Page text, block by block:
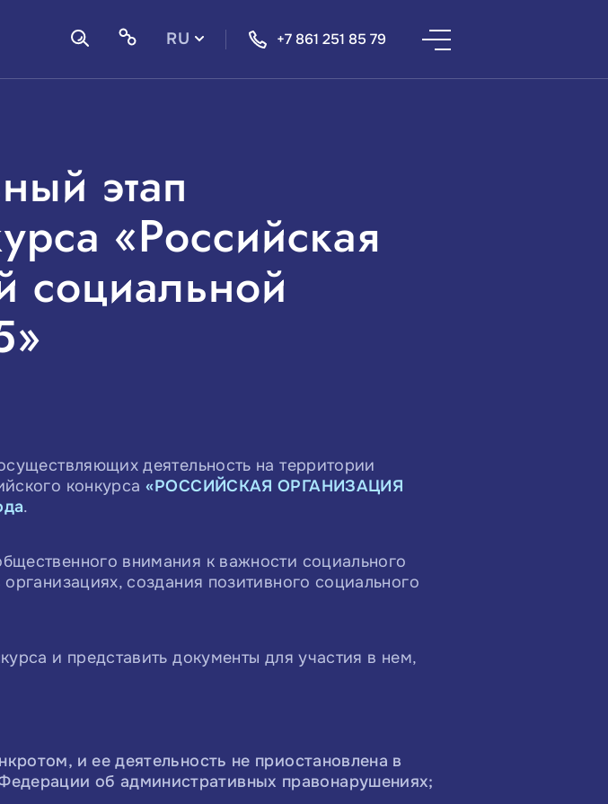
RU
+7 861 251 85 79
этап
«Российская
социальной
деятельность на территории
конкурса «РОССИЙСКАЯ ОРГАНИЗАЦИЯ
.
внимания к важности социального
создания позитивного социального
и представить документы для участия в нем,
и ее деятельность не приостановлена в
об административных правонарушениях;